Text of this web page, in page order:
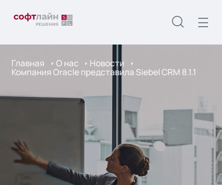
Главная О нас Новости
Компания Oracle представила Siebel CRM 8.1.1